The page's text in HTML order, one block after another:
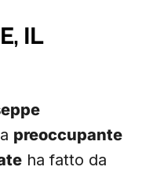
IL
preoccupante
ha fatto da